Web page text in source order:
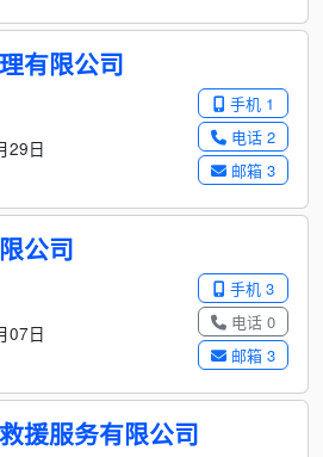
有限公司
手机 1
电话 2
邮箱 3
29日
公司
手机 3
电话 0
邮箱 3
07日
援服务有限公司